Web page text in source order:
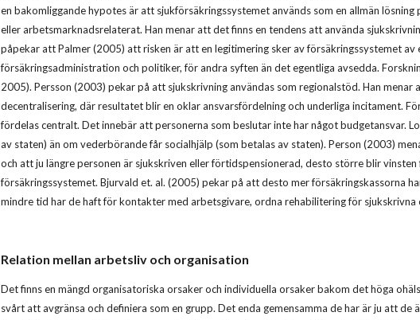
en bakomliggande hypotes är att sjukförsäkringssystemet används som en allmän
eller arbetsmarknadsrelaterat. Han menar att det finns en tendens att använda
påpekar att Palmer (2005) att risken är att en legitimering sker av försäkringssystemet
försäkringsadministration och politiker, för andra syften än det egentliga avsedda.
2005). Persson (2003) pekar på att sjukskrivning användas som regionalstöd. Han
decentralisering, där resultatet blir en oklar ansvarsfördelning och underliga incitament.
fördelas centralt. Det innebär att personerna som beslutar inte har något budgetansvar.
av staten) än om vederbörande får socialhjälp (som betalas av staten). Person (2003)
och att ju längre personen är sjukskriven eller förtidspensionerad, desto större blir
försäkringssystemet. Bjurvald et. al. (2005) pekar på att desto mer försäkringskassorna
mindre tid har de haft för kontakter med arbetsgivare, ordna rehabilitering för
Relation mellan arbetsliv och organisation
Det finns en mängd organisatoriska orsaker och individuella orsaker bakom det höga
svårt att avgränsa och definiera som en grupp. Det enda gemensamma de har är ju att